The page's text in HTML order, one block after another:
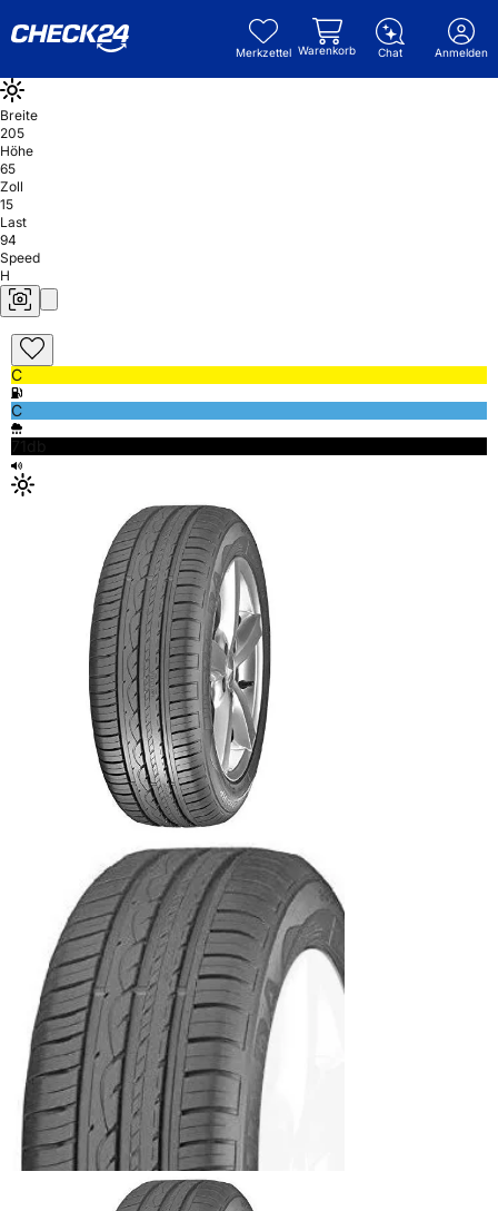
Merkzettel Warenkorb Chat Anmelden
Breite
205
Höhe
65
Zoll
15
Last
94
Speed
H
C
C
71db